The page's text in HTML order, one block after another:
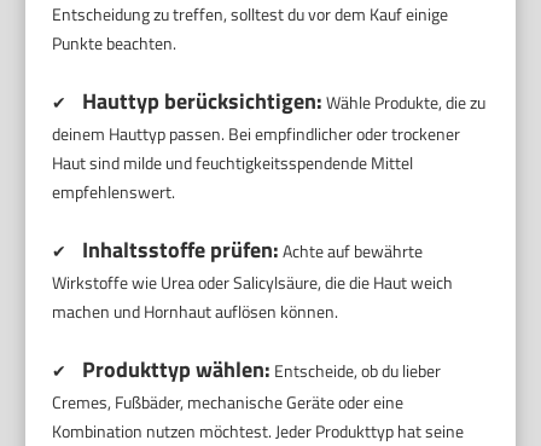
Entscheidung zu treffen, solltest du vor dem Kauf einige
Punkte beachten.
✔ Hauttyp berücksichtigen:Wähle Produkte, die zu
deinem Hauttyp passen. Bei empfindlicher oder trockener
Haut sind milde und feuchtigkeitsspendende Mittel
empfehlenswert.
✔ Inhaltsstoffe prüfen:Achte auf bewährte
Wirkstoffe wie Urea oder Salicylsäure, die die Haut weich
machen und Hornhaut auflösen können.
✔ Produkttyp wählen: Entscheide, ob du lieber
Cremes, Fußbäder, mechanische Geräte oder eine
Kombination nutzen möchtest. Jeder Produkttyp hat seine